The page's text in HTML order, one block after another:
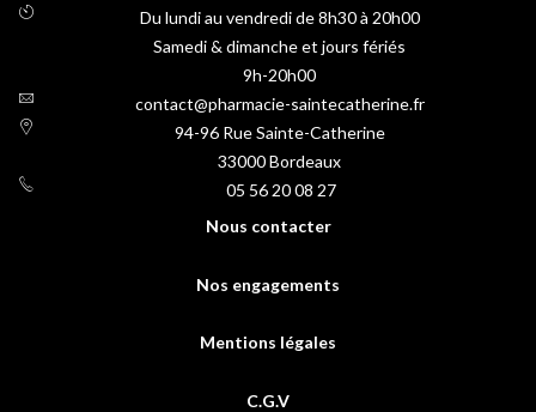
Du lundi au vendredi de 8h30 à 20h00
Samedi & dimanche et jours fériés
9h-20h00
contact@pharmacie-saintecatherine.fr
94-96 Rue Sainte-Catherine
33000Bordeaux
05 56 20 08 27
Nous contacter
Nos engagements
Mentions légales
C.G.V